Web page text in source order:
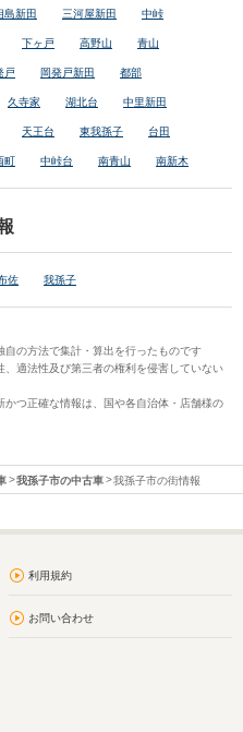
島新田 三河屋新田 中峠
下ヶ戸 高野山 青山
戸 岡発戸新田 都部
久寺家 湖北台 中里新田
天王台 東我孫子 台田
町 中峠台 南青山 南新木
佐 我孫子
自の方法で集計・算出を行ったものです
適法性及び第三者の権利を侵害していない
つ正確な情報は、国や各自治体・店舗様の
我孫子市の中古車 我孫子市の街情報
利用規約
お問い合わせ